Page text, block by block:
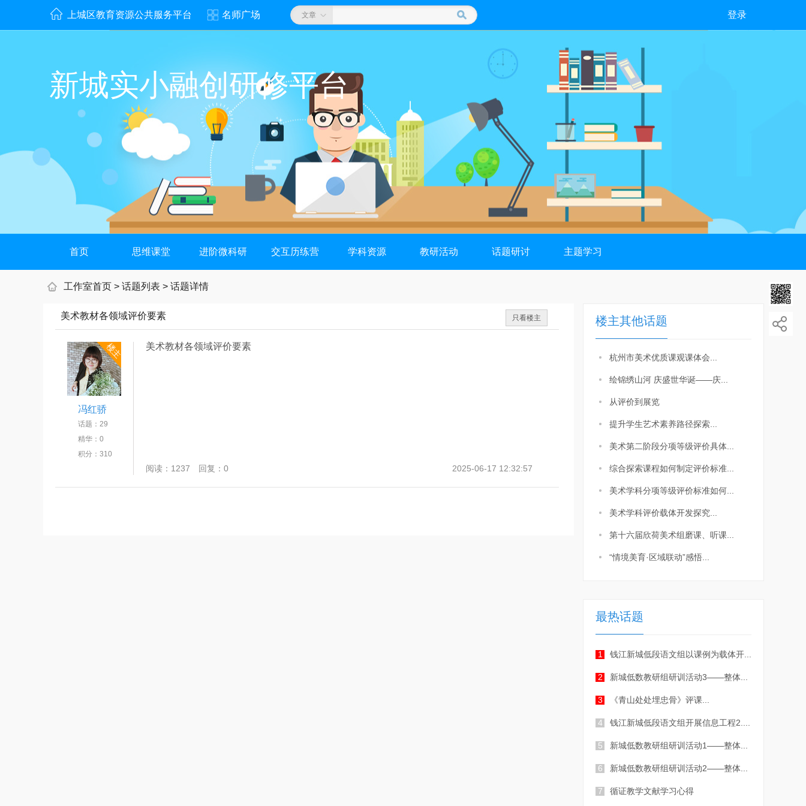
上城区教育资源公共服务平台 名师广场 文章 登录
新城实小融创研修平台
首页 思维课堂 进阶微科研 交互历练营 学科资源 教研活动 话题研讨 主题学习
工作室首页 > 话题列表 > 话题详情
楼主其他话题
杭州市美术优质课观课体会...
绘锦绣山河 庆盛世华诞——庆...
从评价到展览
提升学生艺术素养路径探索...
美术第二阶段分项等级评价具体...
综合探索课程如何制定评价标准...
美术学科分项等级评价标准如何...
美术学科评价载体开发探究...
第十六届欣荷美术组磨课、听课...
“情境美育·区域联动”感悟...
最热话题
1 钱江新城低段语文组以课例为载体开...
2 新城低数教研组研训活动3——整体...
3 《青山处处埋忠骨》评课...
4 钱江新城低段语文组开展信息工程2....
5 新城低数教研组研训活动1——整体...
6 新城低数教研组研训活动2——整体...
7 循证教学文献学习心得
只看楼主
美术教材各领域评价要素
楼主
冯红骄
话题： 29
精华： 0
积分： 310
美术教材各领域评价要素
阅读： 1237 回复： 0 2025-06-17 12:32:57